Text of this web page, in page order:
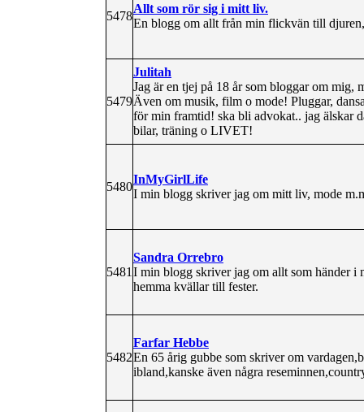
5478
Allt som rör sig i mitt liv.
En blogg om allt från min flickvän till
5479
Julitah
Jag är en tjej på 18 år som bloggar om mig,
Även om musik, film o mode! Pluggar,
för min framtid! ska bli advokat.. jag älskar
bilar, träning o LIVET!
5480
InMyGirlLife
I min blogg skriver jag om mitt liv, mode
5481
Sandra Orrebro
I min blogg skriver jag om allt som händer
hemma kvällar till fester.
5482
Farfar Hebbe
En 65 årig gubbe som skriver om
ibland,kanske även några